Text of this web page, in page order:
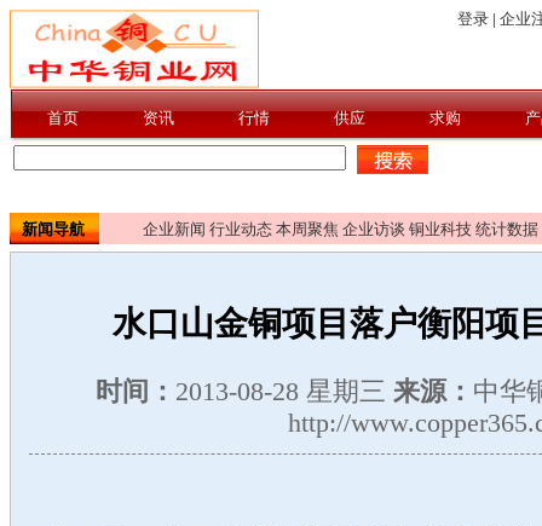
新闻导航 企业新闻 行业动态 本周聚焦 企业访谈 铜业科技 统计数据
水口山金铜项目落户衡阳项
时间： 2013-08-28 星期三 来源： 中华
http://